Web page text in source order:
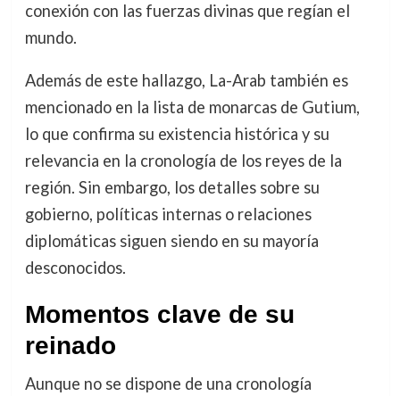
conexión con las fuerzas divinas que regían el
mundo.
Además de este hallazgo, La-Arab también es
mencionado en la lista de monarcas de Gutium,
lo que confirma su existencia histórica y su
relevancia en la cronología de los reyes de la
región. Sin embargo, los detalles sobre su
gobierno, políticas internas o relaciones
diplomáticas siguen siendo en su mayoría
desconocidos.
Momentos clave de su
reinado
Aunque no se dispone de una cronología